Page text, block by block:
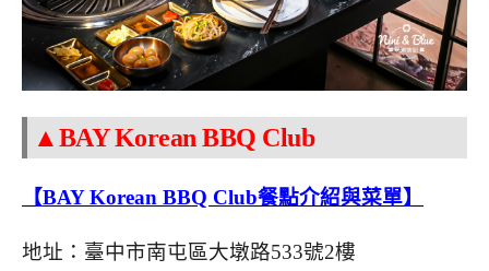
▲BAY Korean BBQ Club
【BAY Korean BBQ Club餐點介紹與菜單】
地址：臺中市南屯區大墩路533號2樓